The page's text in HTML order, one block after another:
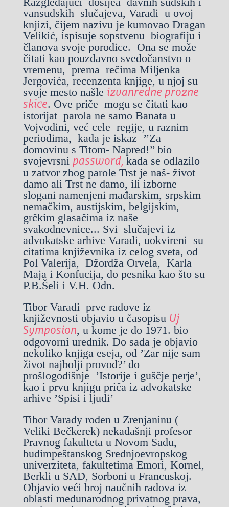
vansudskih slučajeva, Varadi u ovoj
knjizi, čijem nazivu je kumovao Dragan
Velikić, ispisuje sopstvenu biografiju i
članova svoje porodice. Ona se može
čitati kao pouzdavno svedočanstvo o
vremenu, prema rečima Miljenka
Jergovića, recenzenta knjige, u njoj su
svoje mesto našle izvanredne prozne
skice. Ove priče mogu se čitati kao
istorijat parola ne samo Banata u
Vojvodini, već cele regije, u raznim
periodima, kada je iskaz ’’Za
domovinu s Titom- Napred!’’ bio
svojevrsni password, kada se odlazilo
u zatvor zbog parole Trst je naš- život
damo ali Trst ne damo, ili izborne
slogani namenjeni mađarskim, srpskim
nemačkim, austijskim, belgijskim,
grčkim glasačima iz naše
svakodnevnice... Svi slučajevi iz
advokatske arhive Varadi, uokvireni su
citatima književnika iz celog sveta, od
Pol Valerija, Džordža Orvela, Karla
Maja i Konfucija, do pesnika kao što su
P.B.Šeli i V.H. Odn.
Tibor Varadi prve radove iz
književnosti objavio u časopisu Uj
Symposion, u kome je do 1971. bio
odgovorni urednik. Do sada je objavio
nekoliko knjiga eseja, od ’Zar nije sam
život najbolji provod?’ do
prošlogodišnje ’Istorije i guščje perje’,
kao i prvu knjigu priča iz advokatske
arhive ’Spisi i ljudi’
Tibor Varady rođen u Zrenjaninu (
Veliki Bečkerek) nekadašnji profesor
Pravnog fakulteta u Novom Sadu,
budimpeštanskog Srednjoevropskog
univerziteta, fakultetima Emori, Kornel,
Berkli u SAD, Sorboni u Francuskoj.
Objavio veći broj naučnih radova iz
oblasti međunarodnog privatnog prava,